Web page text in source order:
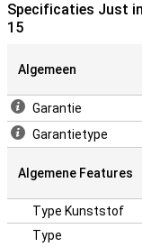
Specificaties Just
15
Algemeen
Garantie
Garantietype
Algemene Features
Type Kunststof
Type